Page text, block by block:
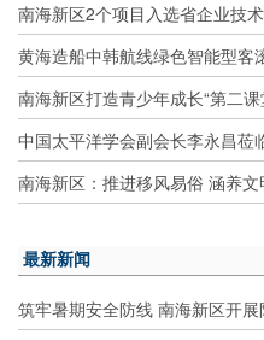
南海新区2个项目入选省企业技
黄海造船中韩航线绿色智能型客
南海新区打造青少年成长“第二课
中国太平洋学会副会长李永昌莅
南海新区：推进移风易俗 涵养
最新新闻
筑牢暑期安全防线 南海新区开